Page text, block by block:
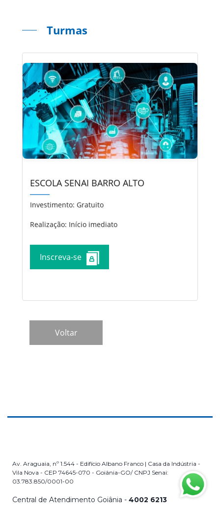
Turmas
ESCOLA SENAI BARRO ALTO
Investimento: Gratuito
Realização: Início imediato
Inscreva-se
Av. Araguaia, nº 1.544 - Edifício Albano Franco | Casa da Indústria -
Vila Nova - CEP 74645-070 - Goiânia-GO/ CNPJ Senai:
03.783.850/0001-00
Central de Atendimento Goiânia - 4002 6213